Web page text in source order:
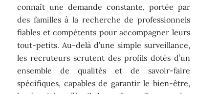
connaît une demande constante, portée par
des familles à la recherche de professionnels
fiables et compétents pour accompagner leurs
tout-petits. Au-delà d’une simple surveillance,
les recruteurs scrutent des profils dotés d’un
ensemble de qualités et de savoir-faire
spécifiques, capables de garantir le bien-être,